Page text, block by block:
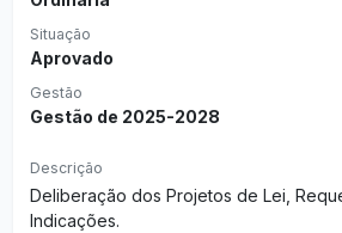
Situação
Aprovado
Gestão
Gestão de 2025-2028
Descrição
Deliberação dos Projetos de Lei,
Indicações.